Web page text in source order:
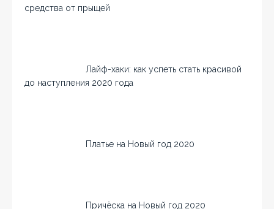
средства от прыщей
Лайф-хаки: как успеть стать красивой
до наступления 2020 года
Платье на Новый год 2020
Причёска на Новый год 2020